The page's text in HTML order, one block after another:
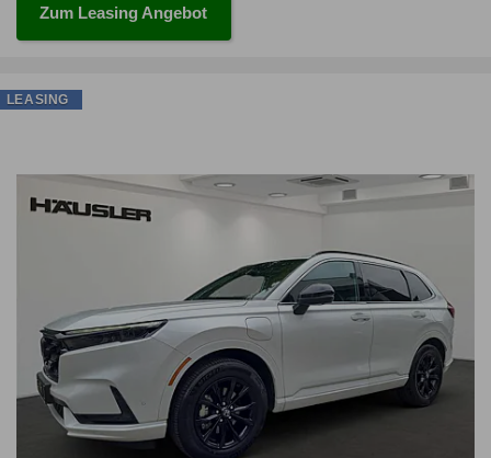
Zum Leasing Angebot
LEASING